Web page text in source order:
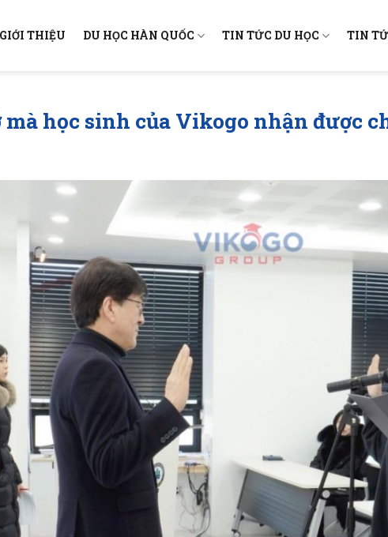
GIỚI THIỆU DU HỌC HÀN QUỐC TIN TỨC DU HỌC TIN
học sinh của Vikogo nhận được